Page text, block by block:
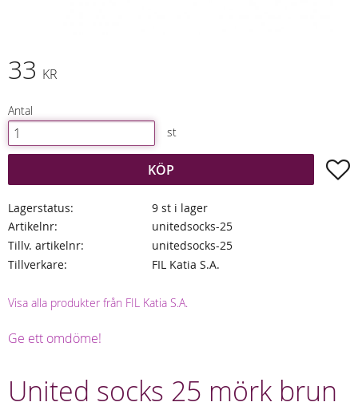
33 KR
Antal
st
KÖP
Lagerstatus
9 st i lager
Artikelnr
unitedsocks-25
Tillv. artikelnr
unitedsocks-25
Tillverkare
FIL Katia S.A.
Visa alla produkter från FIL Katia S.A.
Ge ett omdöme!
United socks 25 mörk brun